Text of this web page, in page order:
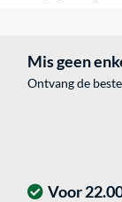
Mis geen
Ontvang de
Voor